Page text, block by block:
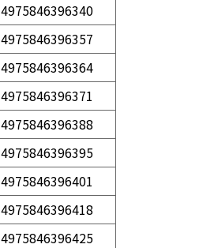
4975846396340
4975846396357
4975846396364
4975846396371
4975846396388
4975846396395
4975846396401
4975846396418
4975846396425